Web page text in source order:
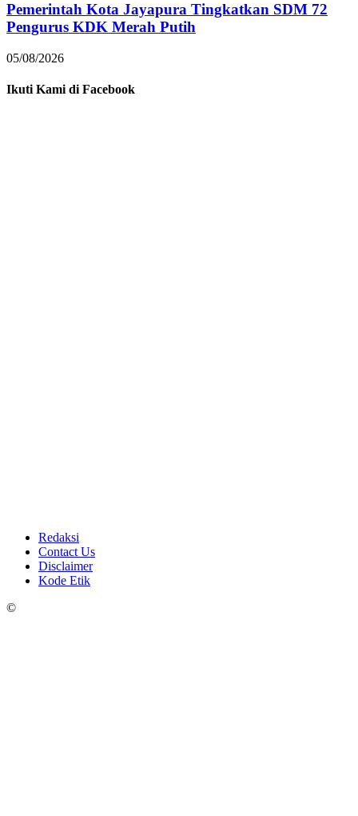
Pemerintah Kota Jayapura Tingkatkan SDM 72
Pengurus KDK Merah Putih
05/08/2026
Ikuti Kami di Facebook
Redaksi
Contact Us
Disclaimer
Kode Etik
©